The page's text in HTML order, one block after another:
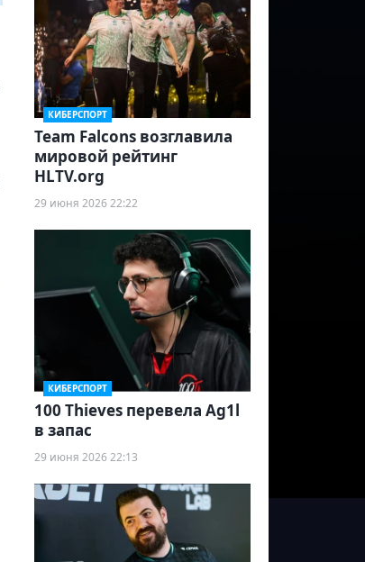
КИБЕРСПОРТ
Team Falcons возглавила
мировой рейтинг
HLTV.org
29 июня 2026 22:22
КИБЕРСПОРТ
100 Thieves перевела Ag1l
в запас
29 июня 2026 22:13